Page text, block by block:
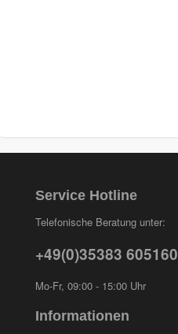
Service Hotline
Telefonische Beratung unter:
+49(0)35383 605160
Mo-Fr, 09:00 - 15:00 Uhr
Informationen